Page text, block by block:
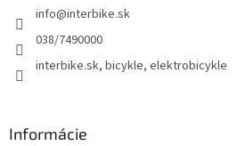
info@interbike.sk
038/7490000
interbike.sk, bicykle, elektrobicykle
Informácie